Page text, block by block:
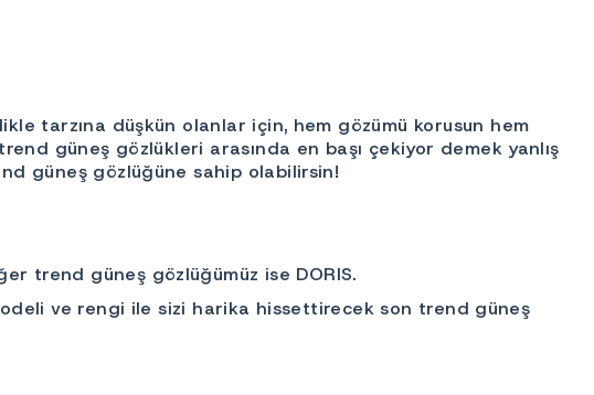
tarzına düşkün olanlar için, hem gözümü korusun hem
güneş gözlükleri arasında en başı çekiyor demek yanlış
güneş gözlüğüne sahip olabilirsin!
trend güneş gözlüğümüz ise DORIS.
ve rengi ile sizi harika hissettirecek son trend güneş